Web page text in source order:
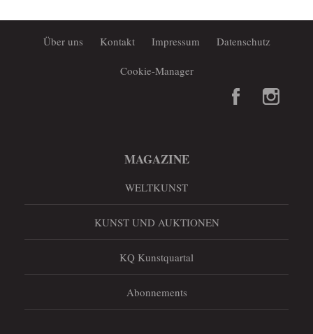
Über uns Kontakt Impressum Datenschutz
Cookie-Manager
MAGAZINE
WELTKUNST
KUNST UND AUKTIONEN
KQ Kunstquartal
Abonnements